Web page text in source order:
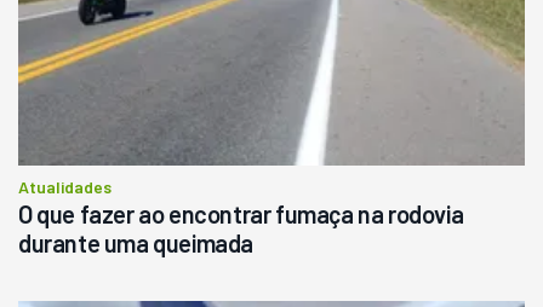
Atualidades
O que fazer ao encontrar fumaça na rodovia
durante uma queimada